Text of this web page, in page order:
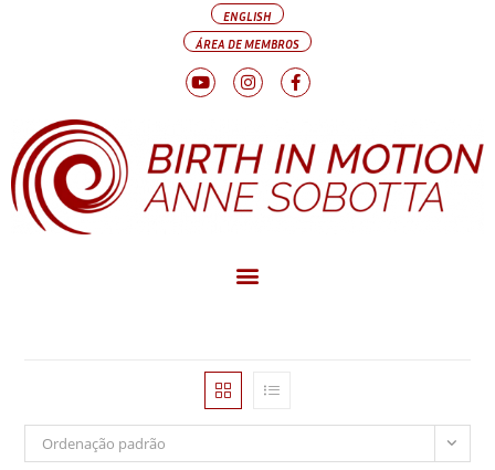
ENGLISH
ÁREA DE MEMBROS
Ordenação padrão